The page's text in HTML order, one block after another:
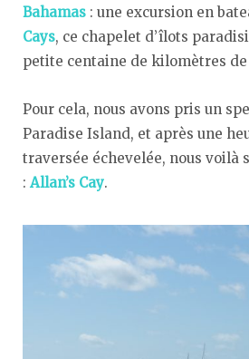
Bahamas : une excursion en
Cays, ce chapelet d’îlots
petite centaine de kilomètres de
Pour cela, nous avons pris un
Paradise Island, et après une
traversée échevelée, nous voilà
: Allan’s Cay.